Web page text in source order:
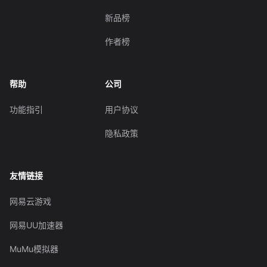
新品榜
作者榜
帮助
功能指引
公司
用户协议
隐私政策
友情链接
网易云游戏
网易UU加速器
MuMu模拟器